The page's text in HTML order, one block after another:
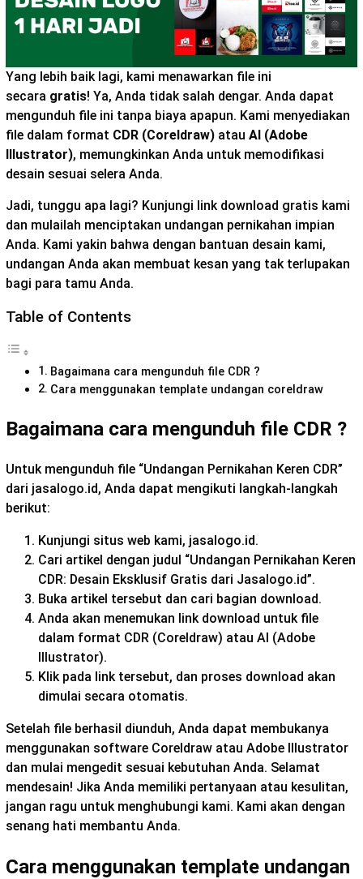
Yang lebih baik lagi, kami menawarkan file ini
secara gratis! Ya, Anda tidak salah dengar. Anda dapat
mengunduh file ini tanpa biaya apapun. Kami menyediakan
file dalam format CDR (Coreldraw) atau AI (Adobe
Illustrator), memungkinkan Anda untuk memodifikasi
desain sesuai selera Anda.
Jadi, tunggu apa lagi? Kunjungi link download gratis kami
dan mulailah menciptakan undangan pernikahan impian
Anda. Kami yakin bahwa dengan bantuan desain kami,
undangan Anda akan membuat kesan yang tak terlupakan
bagi para tamu Anda.
Table of Contents
Bagaimana cara mengunduh file CDR ?
Cara menggunakan template undangan coreldraw
Bagaimana cara mengunduh file CDR ?
Untuk mengunduh file “Undangan Pernikahan Keren CDR”
dari jasalogo.id, Anda dapat mengikuti langkah-langkah
berikut:
Kunjungi situs web kami, jasalogo.id.
Cari artikel dengan judul “Undangan Pernikahan Keren
CDR: Desain Eksklusif Gratis dari Jasalogo.id”.
Buka artikel tersebut dan cari bagian download.
Anda akan menemukan link download untuk file
dalam format CDR (Coreldraw) atau AI (Adobe
Illustrator).
Klik pada link tersebut, dan proses download akan
dimulai secara otomatis.
Setelah file berhasil diunduh, Anda dapat membukanya
menggunakan software Coreldraw atau Adobe Illustrator
dan mulai mengedit sesuai kebutuhan Anda. Selamat
mendesain! Jika Anda memiliki pertanyaan atau kesulitan,
jangan ragu untuk menghubungi kami. Kami akan dengan
senang hati membantu Anda.
Cara menggunakan template undangan